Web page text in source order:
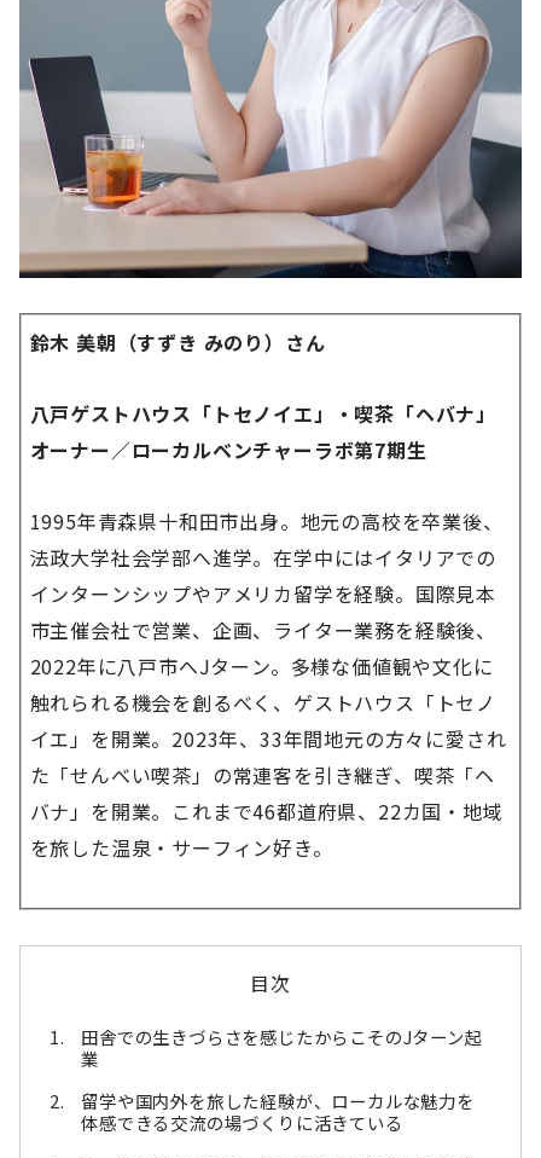
鈴木 美朝（すずき みのり）さん
八戸ゲストハウス「トセノイエ」・喫茶「ヘバナ」
オーナー／ローカルベンチャーラボ第7期生
1995年青森県十和田市出身。地元の高校を卒業後、
法政大学社会学部へ進学。在学中にはイタリアでの
インターンシップやアメリカ留学を経験。国際見本
市主催会社で営業、企画、ライター業務を経験後、
2022年に八戸市へJターン。多様な価値観や文化に
触れられる機会を創るべく、ゲストハウス「トセノ
イエ」を開業。2023年、33年間地元の方々に愛され
た「せんべい喫茶」の常連客を引き継ぎ、喫茶「ヘ
バナ」を開業。これまで46都道府県、22カ国・地域
を旅した温泉・サーフィン好き。
目次
田舎での生きづらさを感じたからこそのJターン起
業
留学や国内外を旅した経験が、ローカルな魅力を
体感できる交流の場づくりに活きている